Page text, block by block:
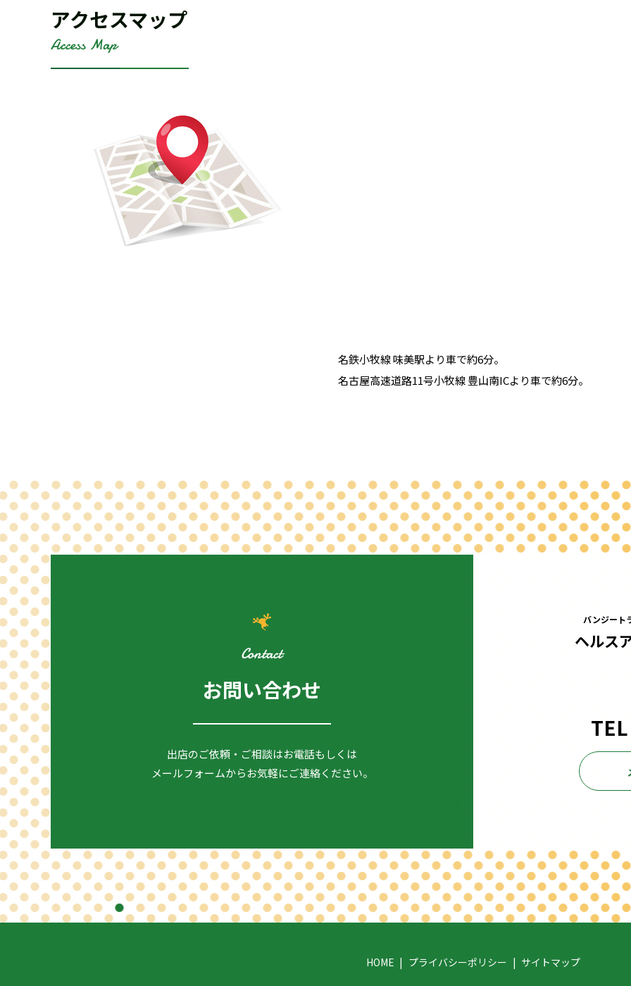
アクセスマップ
Access Map
名鉄小牧線 味美駅より車で約6分。
名古屋高速道路11号小牧線 豊山南ICより車で約6分。
Contact
お問い合わせ
出店のご依頼・ご相談はお電話もしくは
メールフォームからお気軽にご連絡ください。
バンジート
ヘルス
HOME プライバシーポリシー サイトマップ